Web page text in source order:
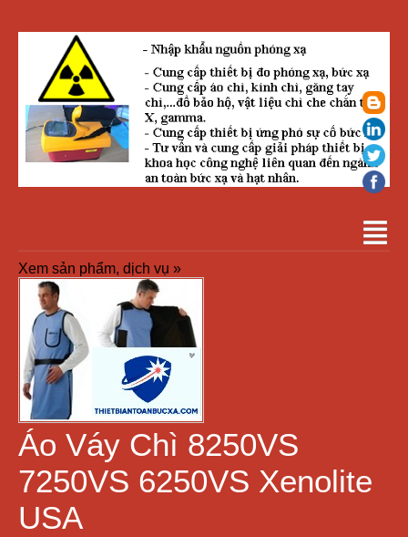
Xem sản phẩm, dịch vụ »
Áo Váy Chì 8250VS
7250VS 6250VS Xenolite
USA